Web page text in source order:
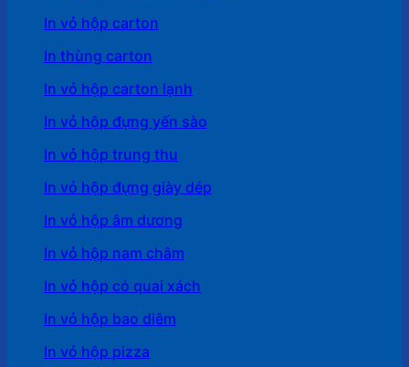
In vỏ hộp carton
In thùng carton
In vỏ hộp carton lạnh
In vỏ hộp đựng yến sào
In vỏ hộp trung thu
In vỏ hộp đựng giày dép
In vỏ hộp âm dương
In vỏ hộp nam châm
In vỏ hộp có quai xách
In vỏ hộp bao diêm
In vỏ hộp pizza